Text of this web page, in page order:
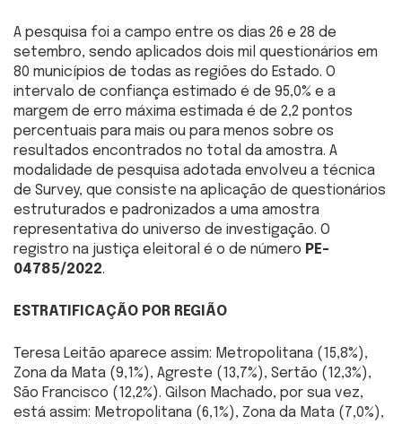
A pesquisa foi a campo entre os dias 26 e 28 de
setembro, sendo aplicados dois mil questionários em
80 municípios de todas as regiões do Estado. O
intervalo de confiança estimado é de 95,0% e a
margem de erro máxima estimada é de 2,2 pontos
percentuais para mais ou para menos sobre os
resultados encontrados no total da amostra. A
modalidade de pesquisa adotada envolveu a técnica
de Survey, que consiste na aplicação de questionários
estruturados e padronizados a uma amostra
representativa do universo de investigação. O
registro na justiça eleitoral é o de número PE-
04785/2022.
ESTRATIFICAÇÃO POR REGIÃO
Teresa Leitão aparece assim: Metropolitana (15,8%),
Zona da Mata (9,1%), Agreste (13,7%), Sertão (12,3%),
São Francisco (12,2%). Gilson Machado, por sua vez,
está assim: Metropolitana (6,1%), Zona da Mata (7,0%),